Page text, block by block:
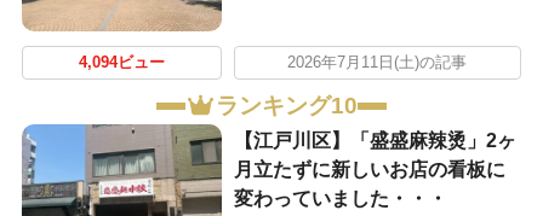
4,094ビュー 2026年7月11日(土)の記事
ランキング10
【江戸川区】「盛盛麻辣烫」2ヶ
月立たずに新しいお店の看板に
変わっていました・・・